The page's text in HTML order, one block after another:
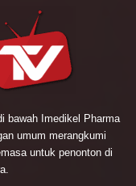
bawah Imedikel Pharma
umum merangkumi
untuk penonton di